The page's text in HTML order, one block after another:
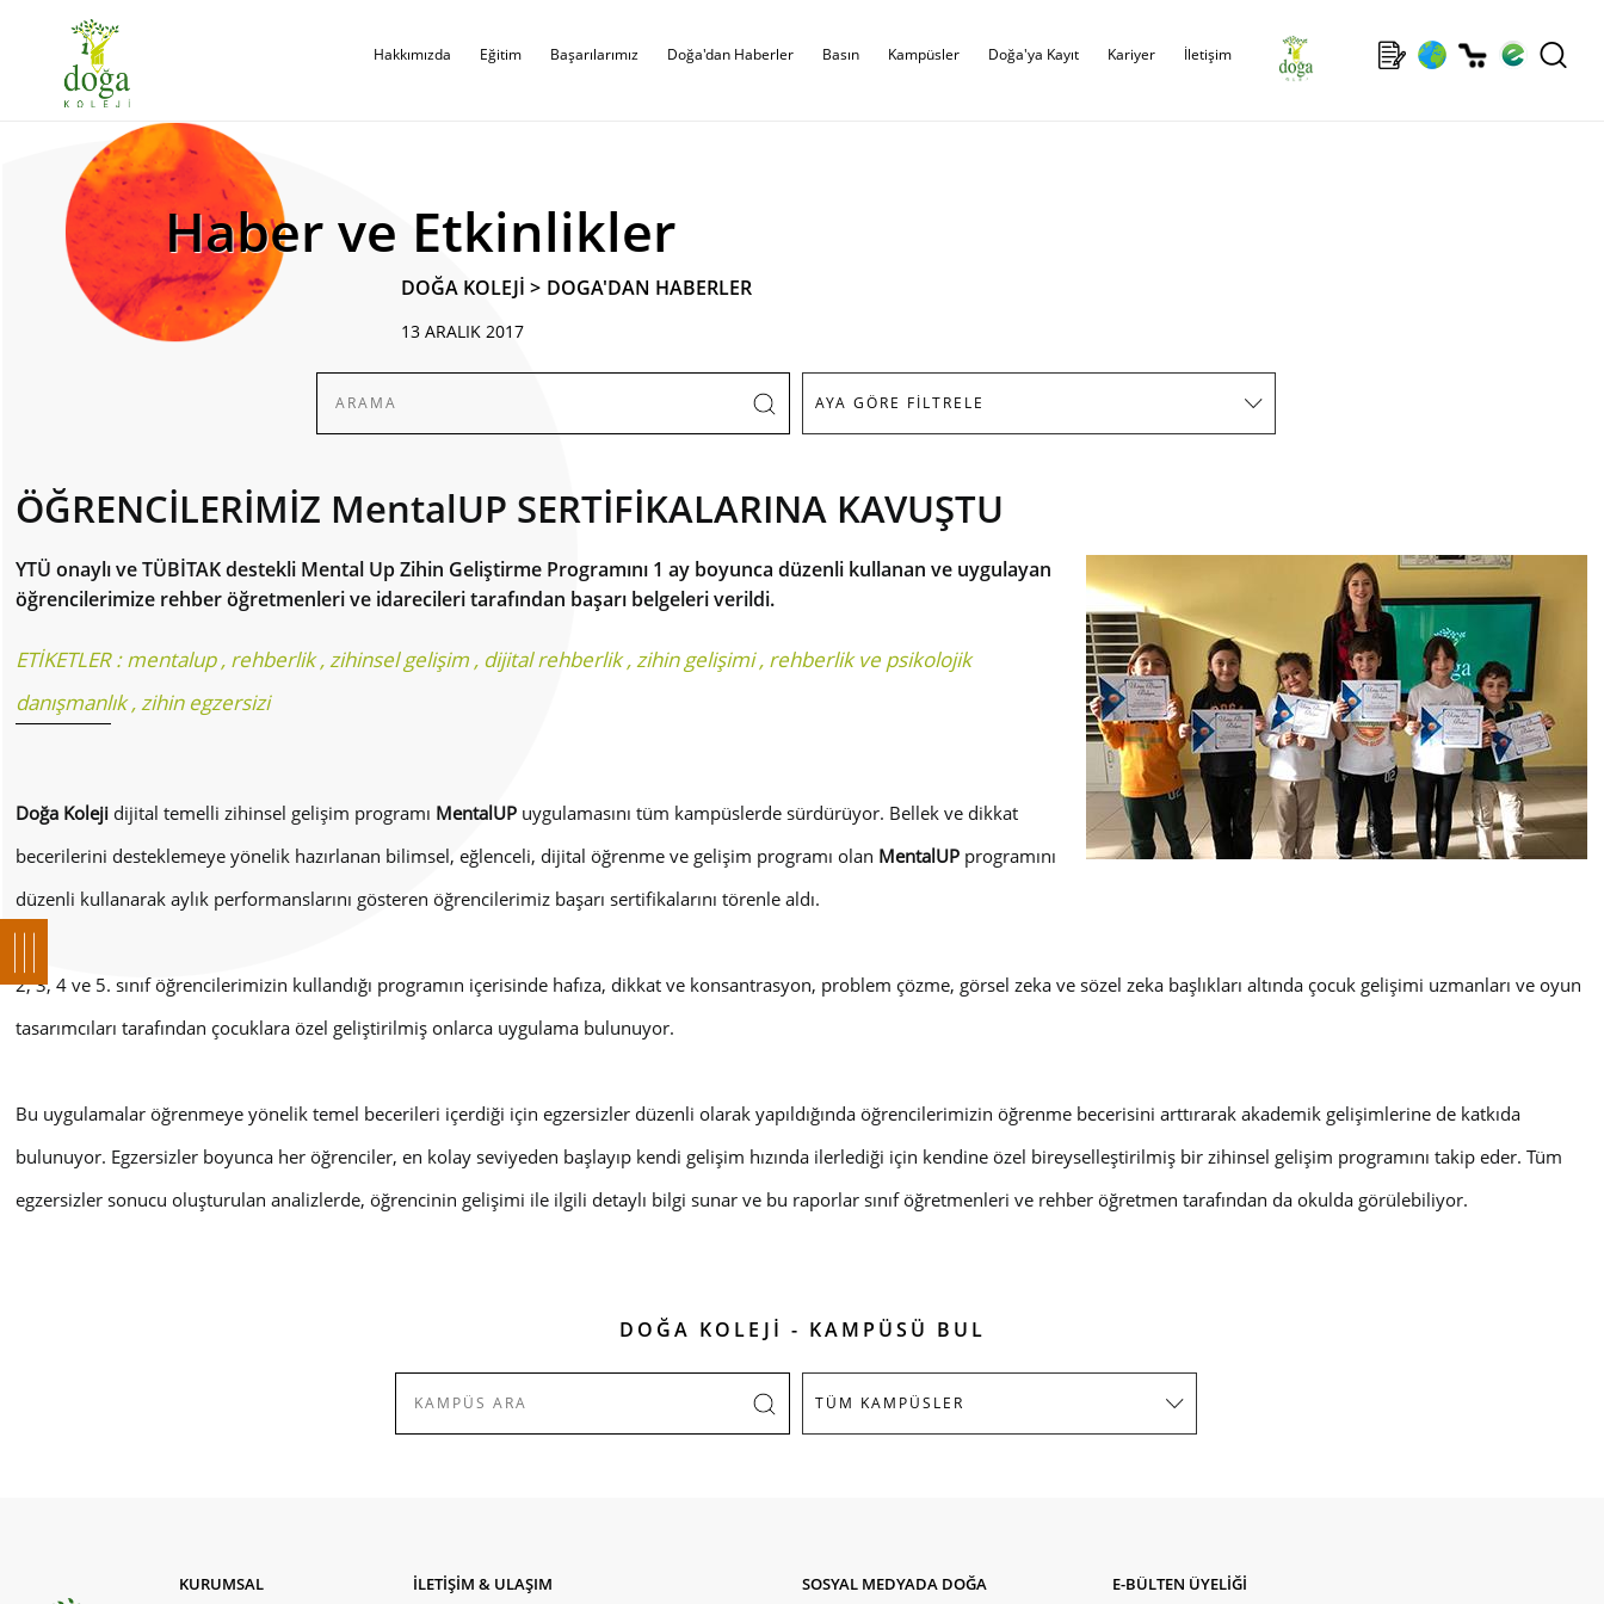
Hakkımızda Eğitim Başarılarımız Doğa'dan Haberler Basın Kampüsler Doğa'ya Kayıt Kariyer İletişim
Haber ve Etkinlikler
DOĞA KOLEJİ > DOGA'DAN HABERLER
13 ARALIK 2017
ÖĞRENCİLERİMİZ MentalUP SERTİFİKALARINA KAVUŞTU
YTÜ onaylı ve TÜBİTAK destekli Mental Up Zihin Geliştirme Programını 1 ay boyunca düzenli kullanan ve uygulayan
öğrencilerimize rehber öğretmenleri ve idarecileri tarafından başarı belgeleri verildi.
ETİKETLER :mentalup, rehberlik,zihinsel gelişim , dijital rehberlik,zihin gelişimi, rehberlik ve psikolojik
danışmanlık,zihin egzersizi
Doğa Koleji dijital temelli zihinsel gelişim programı MentalUP uygulamasını tüm kampüslerde sürdürüyor. Bellek ve dikkat
becerilerini desteklemeye yönelik hazırlanan bilimsel, eğlenceli, dijital öğrenme ve gelişim programı olan MentalUP programını
düzenli kullanarak aylık performanslarını gösteren öğrencilerimiz başarı sertifikalarını törenle aldı.
2, 3, 4 ve 5. sınıf öğrencilerimizin kullandığı programın içerisinde hafıza, dikkat ve konsantrasyon, problem çözme, görsel zeka ve sözel zeka başlıkları altında çocuk gelişimi uzmanları ve oyun
tasarımcıları tarafından çocuklara özel geliştirilmiş onlarca uygulama bulunuyor.
Bu uygulamalar öğrenmeye yönelik temel becerileri içerdiği için egzersizler düzenli olarak yapıldığında öğrencilerimizin öğrenme becerisini arttırarak akademik gelişimlerine de katkıda
bulunuyor. Egzersizler boyunca her öğrenciler, en kolay seviyeden başlayıp kendi gelişim hızında ilerlediği için kendine özel bireyselleştirilmiş bir zihinsel gelişim programını takip eder. Tüm
egzersizler sonucu oluşturulan analizlerde, öğrencinin gelişimi ile ilgili detaylı bilgi sunar ve bu raporlar sınıf öğretmenleri ve rehber öğretmen tarafından da okulda görülebiliyor.
DOĞA KOLEJİ - KAMPÜSÜ BUL
KURUMSAL İLETİŞİM & ULAŞIM SOSYAL MEDYADA DOĞA E-BÜLTEN ÜYELİĞİ